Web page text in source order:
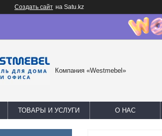
Создать сайт на Satu.kz
Компания «Westmebel»
ТОВАРЫ И УСЛУГИ О НАС